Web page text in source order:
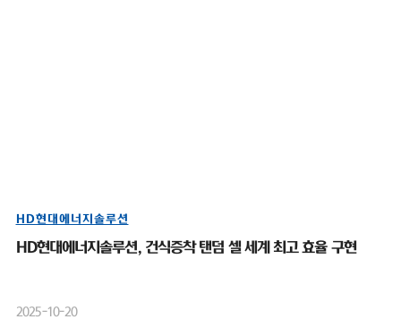
HD현대에너지솔루션
HD현대에너지솔루션, 건식증착 탠덤 셀 세계 최고 효율 구현
2025-10-20